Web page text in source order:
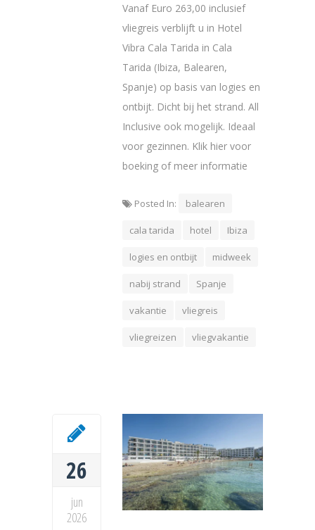
Vanaf Euro 263,00 inclusief
vliegreis verblijft u in Hotel
Vibra Cala Tarida in Cala
Tarida (Ibiza, Balearen,
Spanje) op basis van logies en
ontbijt. Dicht bij het strand. All
Inclusive ook mogelijk. Ideaal
voor gezinnen. Klik hier voor
boeking of meer informatie
Posted In: balearen
cala tarida hotel Ibiza
logies en ontbijt midweek
nabij strand Spanje
vakantie vliegreis
vliegreizen vliegvakantie
26
jun
2026